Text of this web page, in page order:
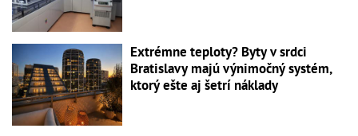
Extrémne teploty? Byty v srdci
Bratislavy majú výnimočný systém,
ktorý ešte aj šetrí náklady